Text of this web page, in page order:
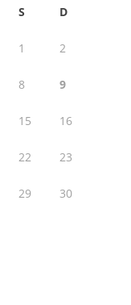
S D
1 2
8 9
15 16
22 23
29 30